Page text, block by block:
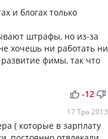
и блогах только
штрафы, но из-за
хочешь ни работать ни
фимы, так что
thumb_up thumb_down
-12
17 Тра 2013
( которые в зарплату